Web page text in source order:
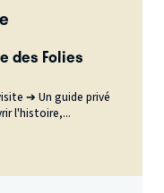
des Folies
➔ Un guide privé
l'histoire,...